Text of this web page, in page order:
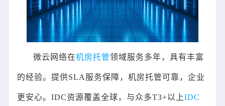
微云网络在机房托管领域服务多年，具有丰富
的经验。提供SLA服务保障，机房托管可靠，企业
更安心。IDC资源覆盖全球，与众多T3+以上IDC